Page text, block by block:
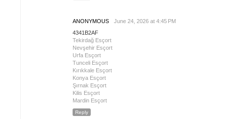
ANONYMOUS
June 24, 2026 at 4:45 PM
4341B2AF
Tekirdağ Esçort
Nevşehir Esçort
Urfa Esçort
Tunceli Esçort
Kırıkkale Esçort
Konya Esçort
Şırnak Esçort
Kilis Esçort
Mardin Esçort
Reply